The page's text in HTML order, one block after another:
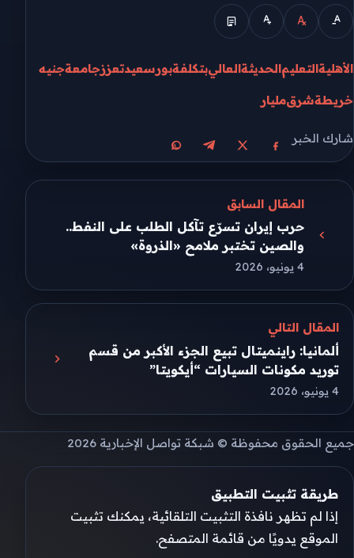
الأهليةالتعليمالحديثةالعاليبتكلفةبورسعيدتعززجامعةجنيه
خريطةشرقمليار
شارك الخبر
مشاركة على فيسبوك
مشاركة على Xمشاركة على تيليجرام
مشاركة على واتساب
المقال السابق
حرب إيران تسرّع تآكل الطلب على النفط..
والصين تختبر ملامح «الذروة»
4 يونيو، 2026
المقال التالي
ألمانيا: راينميتال تبيع الجزء الأكبر من قسم
توريد مكونات السيارات “أيكويتا”
4 يونيو، 2026
جميع الحقوق محفوظة © شبكة تواصل الإخبارية 2026
طريقة تثبيت التطبيق
إذا لم تظهر نافذة التثبيت التلقائية، يمكنك تثبيت
الموقع يدويًا من قائمة المتصفح.